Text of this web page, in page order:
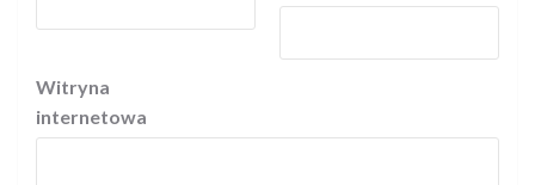
Witryna
internetowa